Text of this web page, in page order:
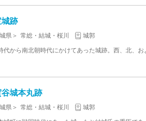
跡
県 常総・結城・桜川
城郭
城本丸跡
県 常総・結城・桜川
城郭